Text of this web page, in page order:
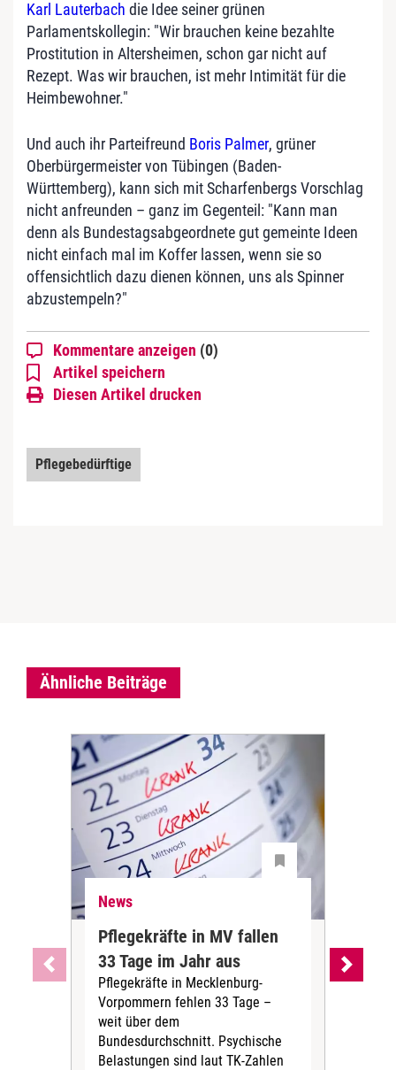
Karl Lauterbach die Idee seiner grünen
Parlamentskollegin: "Wir brauchen keine bezahlte
Prostitution in Altersheimen, schon gar nicht auf
Rezept. Was wir brauchen, ist mehr Intimität für die
Heimbewohner."
Und auch ihr Parteifreund Boris Palmer, grüner
Oberbürgermeister von Tübingen (Baden-
Württemberg), kann sich mit Scharfenbergs Vorschlag
nicht anfreunden – ganz im Gegenteil: "Kann man
denn als Bundestagsabgeordnete gut gemeinte Ideen
nicht einfach mal im Koffer lassen, wenn sie so
offensichtlich dazu dienen können, uns als Spinner
abzustempeln?"
Kommentare anzeigen (0)
Artikel speichern
Diesen Artikel drucken
Pflegebedürftige
Ähnliche Beiträge
News
Pflegekräfte in MV fallen
33 Tage im Jahr aus
Pflegekräfte in Mecklenburg-
Vorpommern fehlen 33 Tage –
weit über dem
Bundesdurchschnitt. Psychische
Belastungen sind laut TK-Zahlen